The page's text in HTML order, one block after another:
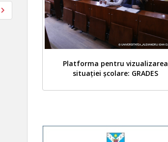
Platforma pentru vizualizarea
situației școlare: GRADES